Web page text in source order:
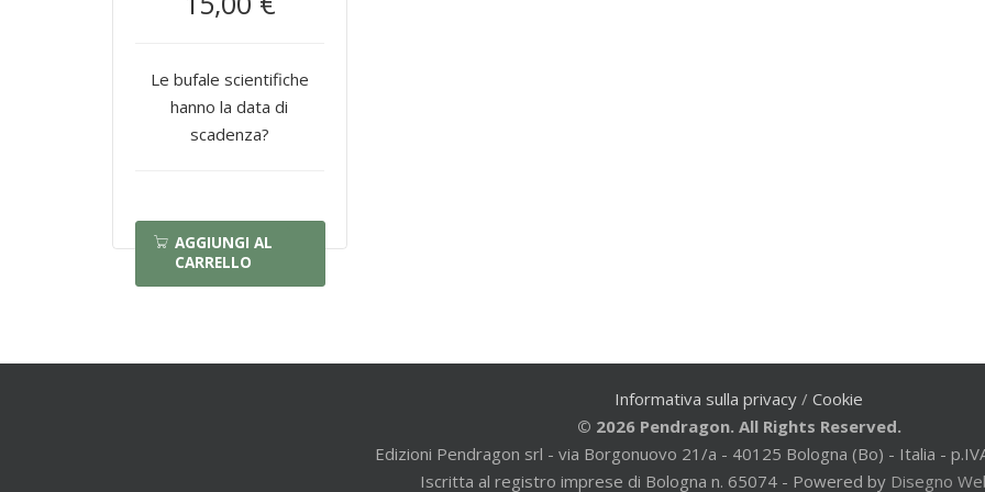
Le bufale scientifiche
hanno la data di
scadenza?
AGGIUNGI AL
CARRELLO
Informativa sulla privacy / Cookie
© 2026 Pendragon. All Rights Reserved.
Edizioni Pendragon srl - via Borgonuovo 21/a - 40125 Bologna (Bo) - Italia -
Iscritta al registro imprese di Bologna n. 65074 - Powered by Disegno